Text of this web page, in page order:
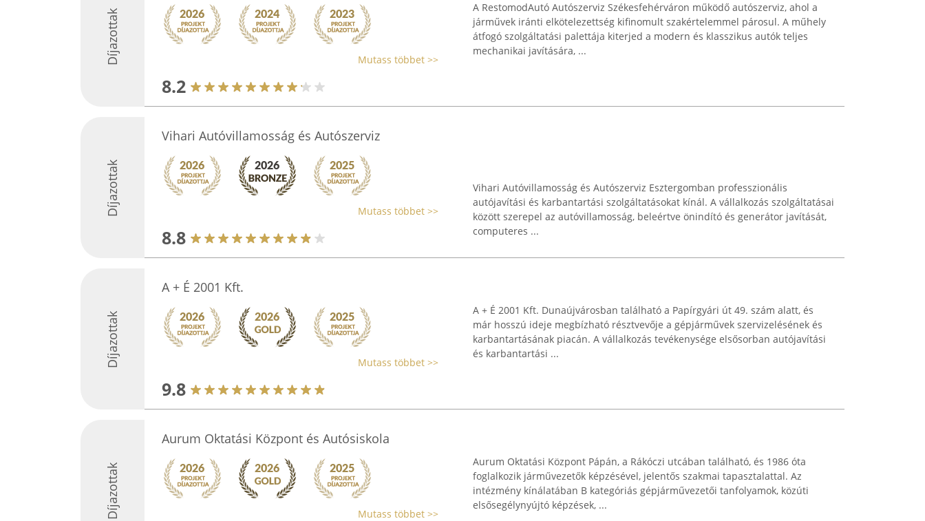
Díjazottak Mutass többet >>
8.2
A RestomodAutó Autószerviz Székesfehérváron működő autószerviz, ahol a
járművek iránti elkötelezettség kifinomult szakértelemmel párosul. A műhely
átfogó szolgáltatási palettája kiterjed a modern és klasszikus autók teljes
mechanikai javítására, ...
Díjazottak
Vihari Autóvillamosság és Autószerviz
Mutass többet >>
8.8
Vihari Autóvillamosság és Autószerviz Esztergomban professzionális
autójavítási és karbantartási szolgáltatásokat kínál. A vállalkozás szolgáltatásai
között szerepel az autóvillamosság, beleértve önindító és generátor javítását,
computeres ...
Díjazottak
A + É 2001 Kft.
Mutass többet >>
9.8
A + É 2001 Kft. Dunaújvárosban található a Papírgyári út 49. szám alatt, és
már hosszú ideje megbízható résztvevője a gépjárművek szervizelésének és
karbantartásának piacán. A vállalkozás tevékenysége elsősorban autójavítási
és karbantartási ...
Díjazottak
Aurum Oktatási Központ és Autósiskola
Mutass többet >>
Aurum Oktatási Központ Pápán, a Rákóczi utcában található, és 1986 óta
foglalkozik járművezetők képzésével, jelentős szakmai tapasztalattal. Az
intézmény kínálatában B kategóriás gépjárművezetői tanfolyamok, közúti
elsősegélynyújtó képzések, ...